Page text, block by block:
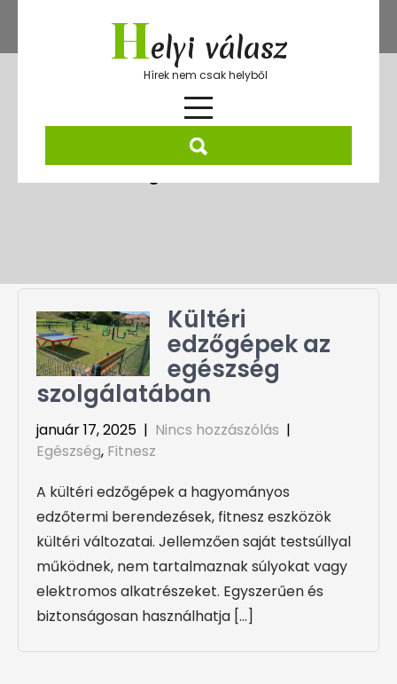
content
Helyi válasz
Hírek nem csak helyből
Kategória:Fitnesz
Kültéri
edzőgépek az
egészség
szolgálatában
január 17, 2025 | Nincs hozzászólás |
Egészség, Fitnesz
A kültéri edzőgépek a hagyományos
edzőtermi berendezések, fitnesz eszközök
kültéri változatai. Jellemzően saját testsúllyal
működnek, nem tartalmaznak súlyokat vagy
elektromos alkatrészeket. Egyszerűen és
biztonságosan használhatja […]